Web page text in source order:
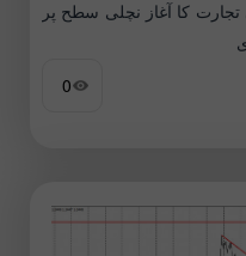
کا آغاز نچلی سطح پر
0